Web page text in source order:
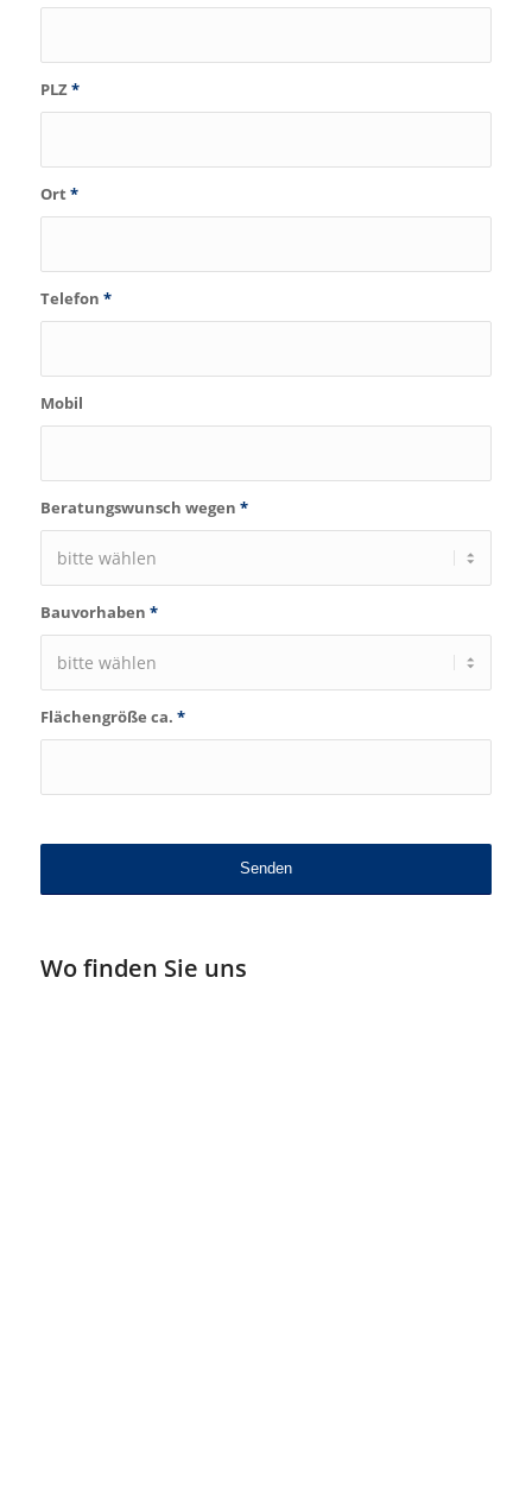
PLZ*
Ort*
Telefon *
Mobil
Beratungswunsch wegen *
Bauvorhaben *
Flächengröße ca. *
Wo finden Sie uns